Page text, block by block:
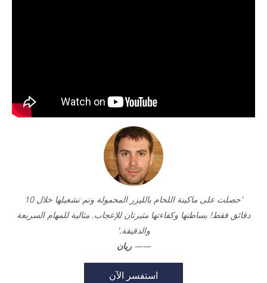
'حصلت على ماكينة اللحام بالليزر المحمولة وتم تشغيلها خلال 10
دقائق فقط! بساطتها وكفاءتها مثيرتان للإعجاب. مثالية للمهام السريعة
والدقيقة.'
——ريان
استفسر الآن